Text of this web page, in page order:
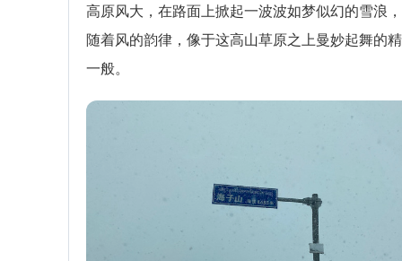
高原风大，在路面上掀起一波波如梦似幻的雪浪
随着风的韵律，像于这高山草原之上曼妙起舞的
一般。